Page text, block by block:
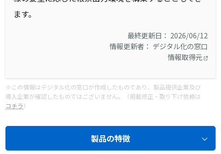
ます。
最終更新日： 2026/06/12
情報更新者： デジタル化の窓口
情報取得元
※この情報はデジタル化の窓口が作成したものであり、製品提供企業及び
導入企業が確認したものではございません。（掲載修正・取り下げ依頼は
コチラ）
製品の特徴